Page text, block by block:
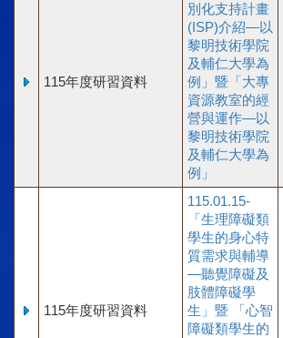
115年度研習資料
別化支持計畫
(ISP)介紹—以
黎明技術學院
及輔仁大學為
例」暨「大專
資源教室的經
營與運作—以
黎明技術學院
及輔仁大學為
例」
115年度研習資料
115.01.15-
「生理障礙類
學生的身心特
質需求與輔導
—聽覺障礙及
肢體障礙學
生」暨 「心智
障礙類學生的